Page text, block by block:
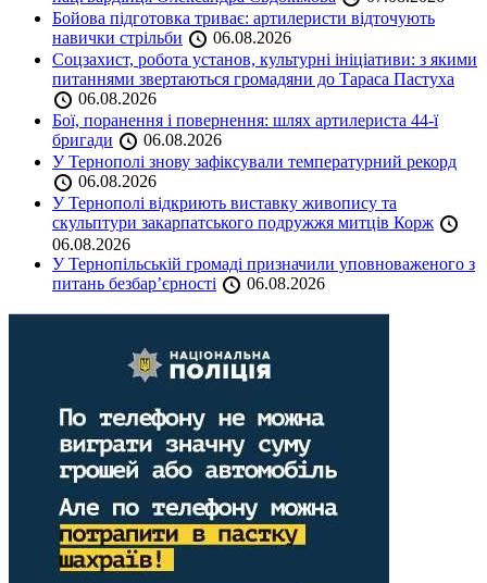
Бойова підготовка триває: артилеристи відточують
навички стрільби
06.08.2026
Соцзахист, робота установ, культурні ініціативи: з якими
питаннями звертаються громадяни до Тараса Пастуха
06.08.2026
Бої, поранення і повернення: шлях артилериста 44-ї
бригади
06.08.2026
У Тернополі знову зафіксували температурний рекорд
06.08.2026
У Тернополі відкриють виставку живопису та
скульптури закарпатського подружжя митців Корж
06.08.2026
У Тернопільській громаді призначили уповноваженого з
питань безбар’єрності
06.08.2026